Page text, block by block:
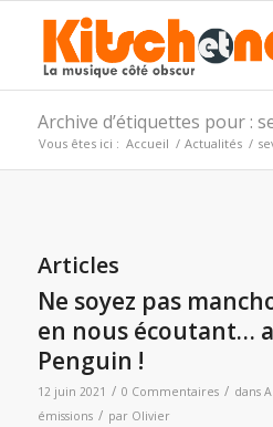
Archive d’étiquettes pour :
Vous êtes ici : Accueil / Actualités /
Articles
Ne soyez pas
en nous écoutant…
Penguin !
12 juin 2021 / 0 Commentaires / dans
émissions / par Olivier